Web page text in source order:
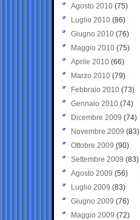
Agosto 2010 (75)
Luglio 2010 (86)
Giugno 2010 (76)
Maggio 2010 (75)
Aprile 2010 (66)
Marzo 2010 (79)
Febbraio 2010 (73)
Gennaio 2010 (74)
Dicembre 2009 (74)
Novembre 2009 (83)
Ottobre 2009 (90)
Settembre 2009 (83)
Agosto 2009 (56)
Luglio 2009 (83)
Giugno 2009 (76)
Maggio 2009 (72)